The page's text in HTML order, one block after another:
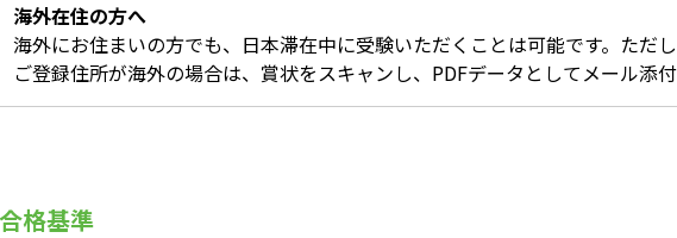
海外在住の方へ
海外にお住まいの方でも、日本滞在中に受験いただくことは可能です。ただ
ご登録住所が海外の場合は、賞状をスキャンし、PDFデータとしてメール添付
格基準